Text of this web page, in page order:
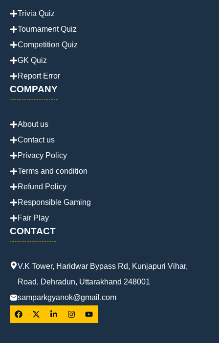
Trivia Quiz
Tournament Quiz
Competition Quiz
GK Quiz
Report Error
COMPANY
About us
Contact us
Privacy Policy
Terms and condition
Refund Policy
Responsible Gaming
Fair Play
CONTACT
V.K Tower, Haridwar Bypass Rd, Kunjapuri Vihar,
Road, Dehradun, Uttarakhand 248001
samparkgyanok@gmail.com